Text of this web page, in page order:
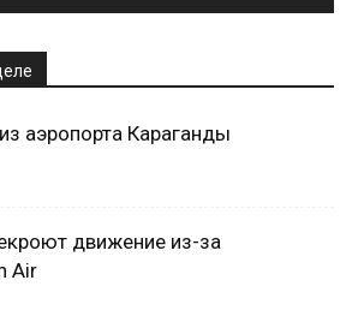
аэропорта Караганды
движение из-за
Air